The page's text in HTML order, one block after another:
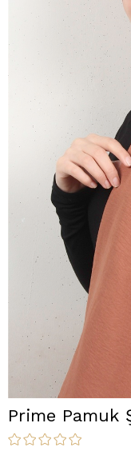
Prime Pamuk